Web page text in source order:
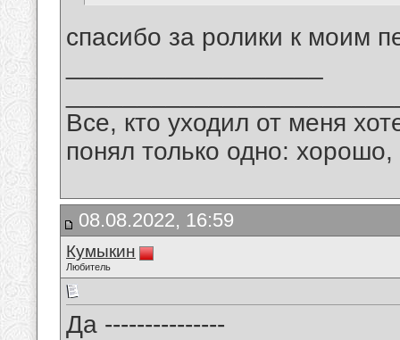
спасибо за ролики к моим
Все, кто уходил от меня
понял только одно:
08.08.2022, 16:59
Кумыкин
Любитель
Да ---------------